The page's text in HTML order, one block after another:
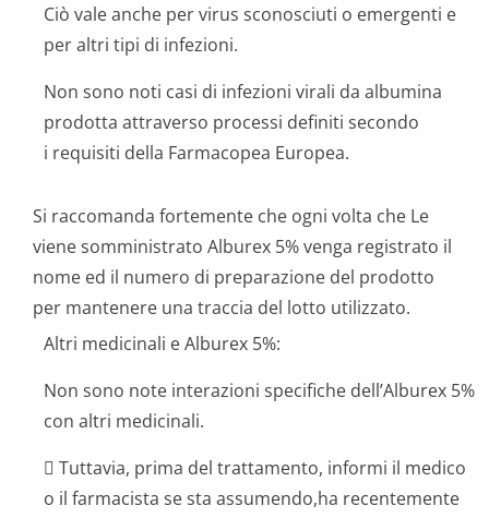
Ciò vale anche per virus sconosciuti o emergenti e
per altri tipi di infezioni.
Non sono noti casi di infezioni virali da albumina
prodotta attraverso processi definiti secondo
i requisiti della Farmacopea Europea.
Si raccomanda fortemente che ogni volta che Le
viene somministrato Alburex 5% venga registrato il
nome ed il numero di preparazione del prodotto
per mantenere una traccia del lotto utilizzato.
Altri medicinali e Alburex 5%:
Non sono note interazioni specifiche dell’Alburex 5%
con altri medicinali.
 Tuttavia, prima del trattamento, informi il medico
o il farmacista se sta assumendo,ha recentemente